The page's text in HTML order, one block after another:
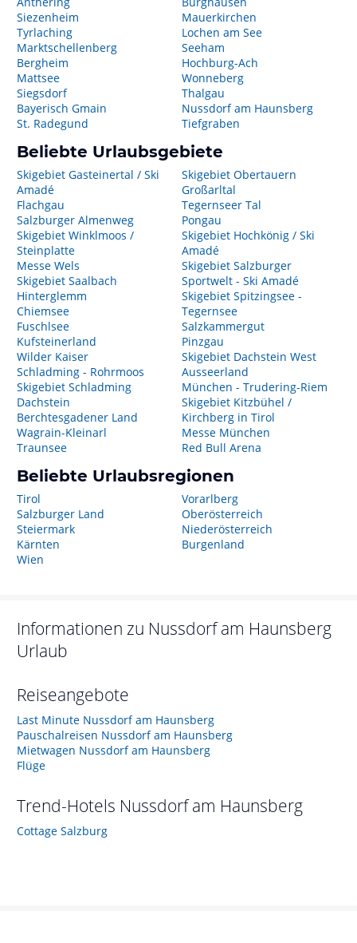
Siezenheim
Tyrlaching
Marktschellenberg
Bergheim
Mattsee
Siegsdorf
Bayerisch Gmain
St. Radegund
Mauerkirchen
Lochen am See
Seeham
Hochburg-Ach
Wonneberg
Thalgau
Nussdorf am Haunsberg
Tiefgraben
Beliebte Urlaubsgebiete
Skigebiet Gasteinertal / Ski
Amadé
Flachgau
Salzburger Almenweg
Skigebiet Winklmoos /
Steinplatte
Messe Wels
Skigebiet Saalbach
Hinterglemm
Chiemsee
Fuschlsee
Kufsteinerland
Wilder Kaiser
Schladming - Rohrmoos
Skigebiet Schladming
Dachstein
Berchtesgadener Land
Wagrain-Kleinarl
Traunsee
Skigebiet Obertauern
Großarltal
Tegernseer Tal
Pongau
Skigebiet Hochkönig / Ski
Amadé
Skigebiet Salzburger
Sportwelt - Ski Amadé
Skigebiet Spitzingsee -
Tegernsee
Salzkammergut
Pinzgau
Skigebiet Dachstein West
Ausseerland
München - Trudering-Riem
Skigebiet Kitzbühel /
Kirchberg in Tirol
Messe München
Red Bull Arena
Beliebte Urlaubsregionen
Tirol
Salzburger Land
Steiermark
Kärnten
Wien
Vorarlberg
Oberösterreich
Niederösterreich
Burgenland
Informationen zu Nussdorf am Haunsberg
Urlaub
Reiseangebote
Last Minute Nussdorf am Haunsberg
Pauschalreisen Nussdorf am Haunsberg
Mietwagen Nussdorf am Haunsberg
Flüge
Trend-Hotels Nussdorf am Haunsberg
Cottage Salzburg